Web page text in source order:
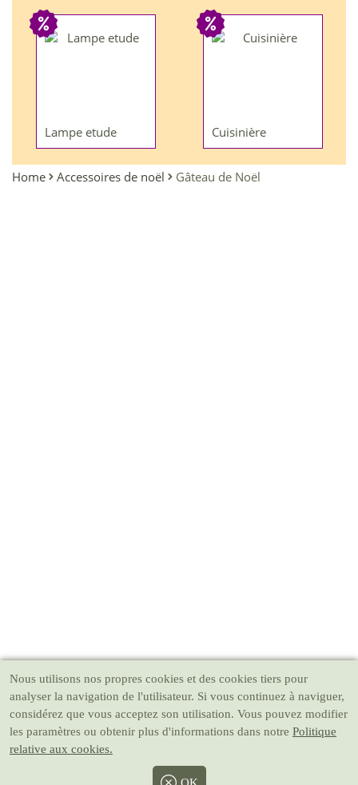
Lampe etude Cuisinière
Home Accessoires de noël Gâteau de Noël
Nous utilisons nos propres cookies et des cookies tiers pour
analyser la navigation de l'utilisateur. Si vous continuez à naviguer,
considérez que vous acceptez son utilisation. Vous pouvez modifier
les paramètres ou obtenir plus d'informations dans notre Politique
relative aux cookies.